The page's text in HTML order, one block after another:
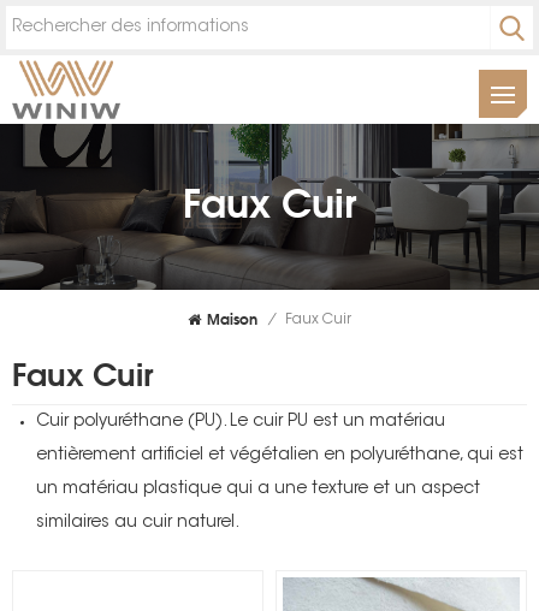
Faux Cuir
Maison / Faux Cuir
Faux Cuir
Cuir polyuréthane (PU). Le cuir PU est un matériau
entièrement artificiel et végétalien en polyuréthane, qui est
un matériau plastique qui a une texture et un aspect
similaires au cuir naturel.